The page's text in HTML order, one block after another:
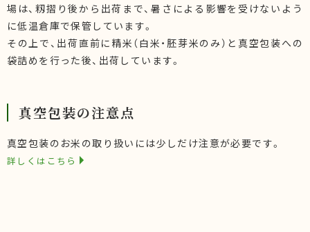
場は、籾摺り後から出荷まで、暑さによる影響を受けないよう
に低温倉庫で保管しています。
その上で、出荷直前に精米（白米・胚芽米のみ）と真空包装への
袋詰めを行った後、出荷しています。
真空包装の注意点
真空包装のお米の取り扱いには少しだけ注意が必要です。
詳しくはこちら